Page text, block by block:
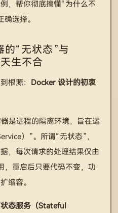
，帮你彻底搞懂“为什么不
选择。
的“无状态”与
生不合
根源： Docker 设计的初衷
是进程的隔离环境，旨在运
）”。所谓“无状态”，
，每次请求的处理结果仅由
重启后只要代码不变，功
缩容。
态服务（Stateful